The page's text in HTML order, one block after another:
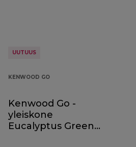
UUTUUS
KENWOOD GO
Kenwood Go -
yleiskone
Eucalyptus Green